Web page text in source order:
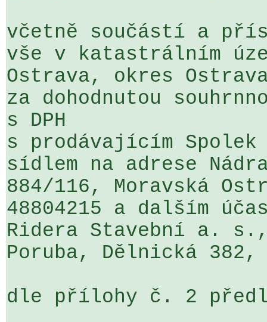
včetně součástí a
vše v katastrálním
Ostrava, okres
za dohodnutou
s DPH
s prodávajícím
sídlem na adrese
884/116, Moravská
48804215 a dalším
Ridera Stavební a.
Poruba, Dělnická
dle přílohy č. 2